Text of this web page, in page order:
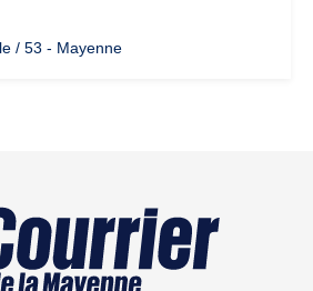
/ 53 - Mayenne